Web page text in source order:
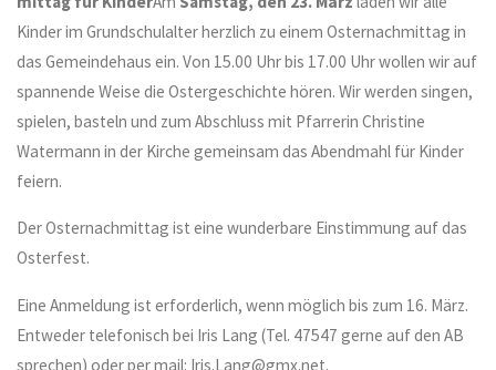
Kinder im Grundschulalter herzlich zu einem Osternachmittag in
das Gemeindehaus ein. Von 15.00 Uhr bis 17.00 Uhr wollen wir auf
spannende Weise die Ostergeschichte hören. Wir werden singen,
spielen, basteln und zum Abschluss mit Pfarrerin Christine
Watermann in der Kirche gemeinsam das Abendmahl für Kinder
feiern.
Der Osternachmittag ist eine wunderbare Einstimmung auf das
Osterfest.
Eine Anmeldung ist erforderlich, wenn möglich bis zum 16. März.
Entweder telefonisch bei Iris Lang (Tel. 47547 gerne auf den AB
sprechen) oder per mail: Iris.Lang@gmx.net.